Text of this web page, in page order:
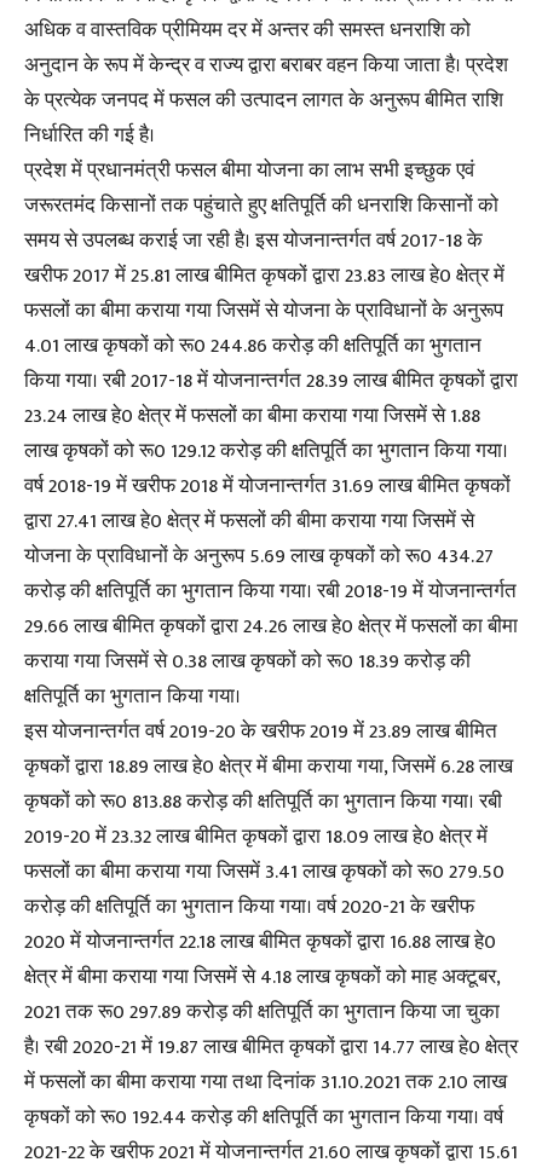
अधिक व वास्तविक प्रीमियम दर में अन्तर की समस्त धनराशि को
अनुदान के रूप में केन्द्र व राज्य द्वारा बराबर वहन किया जाता है। प्रदेश
के प्रत्येक जनपद में फसल की उत्पादन लागत के अनुरूप बीमित राशि
निर्धारित की गई है।
प्रदेश में प्रधानमंत्री फसल बीमा योजना का लाभ सभी इच्छुक एवं
जरूरतमंद किसानों तक पहुंचाते हुए क्षतिपूर्ति की धनराशि किसानों को
समय से उपलब्ध कराई जा रही है। इस योजनान्तर्गत वर्ष 2017-18 के
खरीफ 2017 में 25.81 लाख बीमित कृषकों द्वारा 23.83 लाख हे0 क्षेत्र में
फसलों का बीमा कराया गया जिसमें से योजना के प्राविधानों के अनुरूप
4.01 लाख कृषकों को रू0 244.86 करोड़ की क्षतिपूर्ति का भुगतान
किया गया। रबी 2017-18 में योजनान्तर्गत 28.39 लाख बीमित कृषकों द्वारा
23.24 लाख हे0 क्षेत्र में फसलों का बीमा कराया गया जिसमें से 1.88
लाख कृषकों को रू0 129.12 करोड़ की क्षतिपूर्ति का भुगतान किया गया।
वर्ष 2018-19 में खरीफ 2018 में योजनान्तर्गत 31.69 लाख बीमित कृषकों
द्वारा 27.41 लाख हे0 क्षेत्र में फसलों की बीमा कराया गया जिसमें से
योजना के प्राविधानों के अनुरूप 5.69 लाख कृषकों को रू0 434.27
करोड़ की क्षतिपूर्ति का भुगतान किया गया। रबी 2018-19 में योजनान्तर्गत
29.66 लाख बीमित कृषकों द्वारा 24.26 लाख हे0 क्षेत्र में फसलों का बीमा
कराया गया जिसमें से 0.38 लाख कृषकों को रू0 18.39 करोड़ की
क्षतिपूर्ति का भुगतान किया गया।
इस योजनान्तर्गत वर्ष 2019-20 के खरीफ 2019 में 23.89 लाख बीमित
कृषकों द्वारा 18.89 लाख हे0 क्षेत्र में बीमा कराया गया, जिसमें 6.28 लाख
कृषकों को रू0 813.88 करोड़ की क्षतिपूर्ति का भुगतान किया गया। रबी
2019-20 में 23.32 लाख बीमित कृषकों द्वारा 18.09 लाख हे0 क्षेत्र में
फसलों का बीमा कराया गया जिसमें 3.41 लाख कृषकों को रू0 279.50
करोड़ की क्षतिपूर्ति का भुगतान किया गया। वर्ष 2020-21 के खरीफ
2020 में योजनान्तर्गत 22.18 लाख बीमित कृषकों द्वारा 16.88 लाख हे0
क्षेत्र में बीमा कराया गया जिसमें से 4.18 लाख कृषकों को माह अक्टूबर,
2021 तक रू0 297.89 करोड़ की क्षतिपूर्ति का भुगतान किया जा चुका
है। रबी 2020-21 में 19.87 लाख बीमित कृषकों द्वारा 14.77 लाख हे0 क्षेत्र
में फसलों का बीमा कराया गया तथा दिनांक 31.10.2021 तक 2.10 लाख
कृषकों को रू0 192.44 करोड़ की क्षतिपूर्ति का भुगतान किया गया। वर्ष
2021-22 के खरीफ 2021 में योजनान्तर्गत 21.60 लाख कृषकों द्वारा 15.61